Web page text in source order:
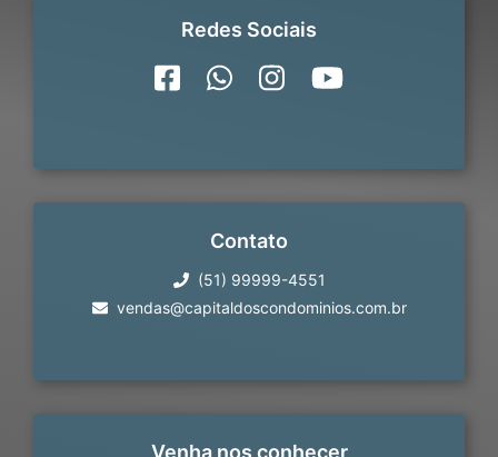
Redes Sociais
Contato
(51) 99999-4551
vendas@capitaldoscondominios.com.br
Venha nos conhecer